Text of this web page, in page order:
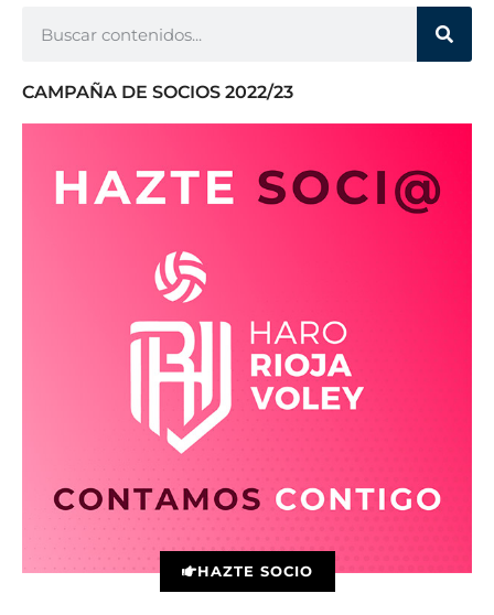
CAMPAÑA DE SOCIOS 2022/23
HAZTE SOCIO